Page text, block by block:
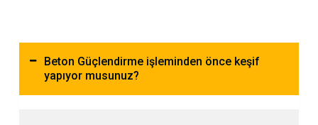
Beton Güçlendirme işleminden önce keşif
yapıyor musunuz?